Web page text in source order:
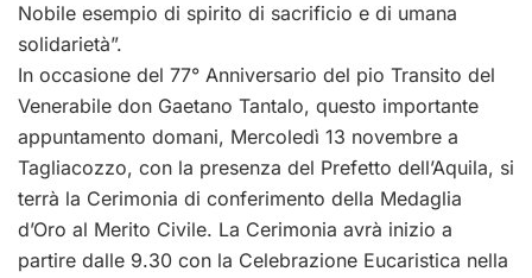
Nobile esempio di spirito di sacrificio e di umana
solidarietà”.
In occasione del 77° Anniversario del pio Transito del
Venerabile don Gaetano Tantalo, questo importante
appuntamento domani, Mercoledì 13 novembre a
Tagliacozzo, con la presenza del Prefetto dell’Aquila, si
terrà la Cerimonia di conferimento della Medaglia
d’Oro al Merito Civile. La Cerimonia avrà inizio a
partire dalle 9.30 con la Celebrazione Eucaristica nella